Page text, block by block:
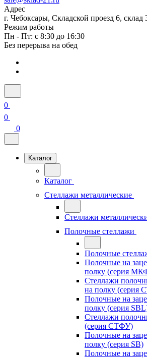
Адрес
г. Чебоксары, Складской проезд 6, склад
Режим работы
Пн - Пт: с 8:30 до 16:30
Без перерыва на обед
0
0
0
Каталог
Каталог
Стеллажи металлические
Стеллажи
Полочные стеллажи
Полочные
Полочные на
полку (серия
Стеллажи
на полку (серия
Полочные на
полку (серия
Стеллажи
(серия СТФУ)
Полочные на
полку (серия SB)
Полочные на